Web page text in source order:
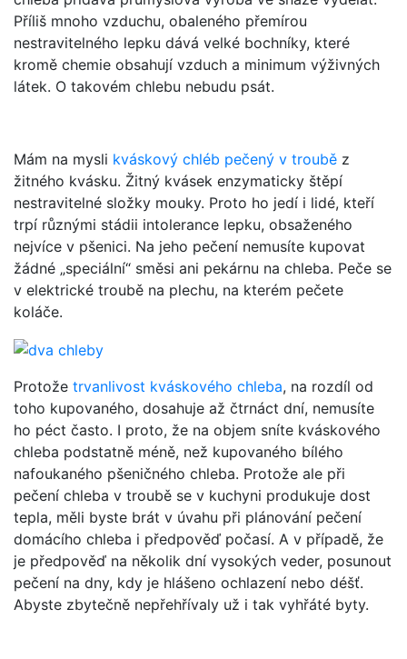
Příliš mnoho vzduchu, obaleného přemírou
nestravitelného lepku dává velké bochníky, které
kromě chemie obsahují vzduch a minimum výživných
látek. O takovém chlebu nebudu psát.
Mám na mysli kváskový chléb pečený v troubě z
žitného kvásku. Žitný kvásek enzymaticky štěpí
nestravitelné složky mouky. Proto ho jedí i lidé, kteří
trpí různými stádii intolerance lepku, obsaženého
nejvíce v pšenici. Na jeho pečení nemusíte kupovat
žádné „speciální“ směsi ani pekárnu na chleba. Peče se
v elektrické troubě na plechu, na kterém pečete
koláče.
Protože trvanlivost kváskového chleba, na rozdíl od
toho kupovaného, dosahuje až čtrnáct dní, nemusíte
ho péct často. I proto, že na objem sníte kváskového
chleba podstatně méně, než kupovaného bílého
nafoukaného pšeničného chleba. Protože ale při
pečení chleba v troubě se v kuchyni produkuje dost
tepla, měli byste brát v úvahu při plánování pečení
domácího chleba i předpověď počasí. A v případě, že
je předpověď na několik dní vysokých veder, posunout
pečení na dny, kdy je hlášeno ochlazení nebo déšť.
Abyste zbytečně nepřehřívaly už i tak vyhřáté byty.